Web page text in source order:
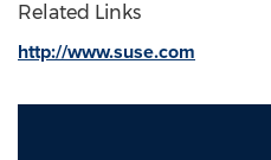
Related Links
http://www.suse.com